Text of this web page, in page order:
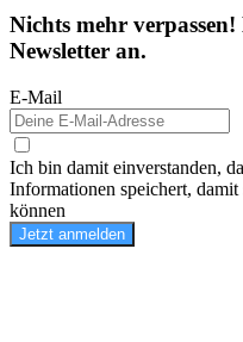
Nichts mehr
Newsletter an.
E-Mail
Ich bin damit einverstanden,
Informationen speichert,
können
Jetzt anmelden